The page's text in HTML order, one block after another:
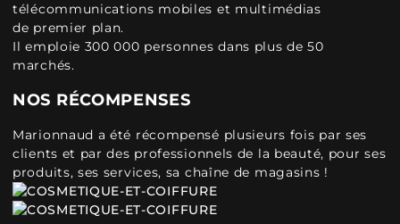
télécommunications mobiles et multimédias
de premier plan.
Il emploie 300 000 personnes dans plus de 50
marchés.
NOS RÉCOMPENSES
Marionnaud a été récompensé plusieurs fois par ses
clients et par des professionnels de la beauté, pour ses
produits, ses services, sa chaîne de magasins !